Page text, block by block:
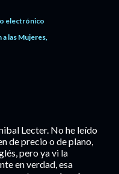
electrónico
a las Mujeres
Lecter. No he leído
de precio o de plano,
pero ya vi la
en verdad, esa